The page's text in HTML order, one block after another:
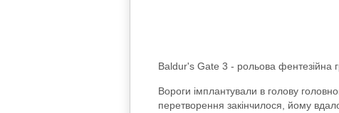
Baldur's Gate 3 - рольова фентезійна
Вороги імплантували в голову
перетворення закінчилося, йому